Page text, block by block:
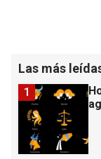
Las más
1